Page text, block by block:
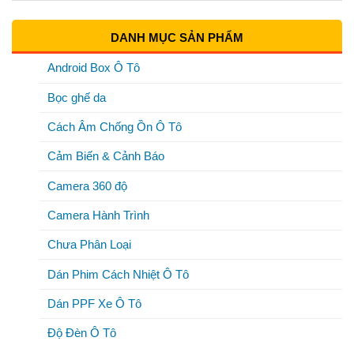
DANH MỤC SẢN PHẨM
Android Box Ô Tô
Bọc ghế da
Cách Âm Chống Ồn Ô Tô
Cảm Biến & Cảnh Báo
Camera 360 độ
Camera Hành Trình
Chưa Phân Loại
Dán Phim Cách Nhiệt Ô Tô
Dán PPF Xe Ô Tô
Độ Đèn Ô Tô